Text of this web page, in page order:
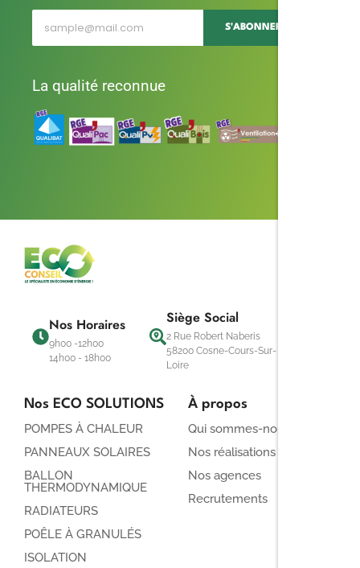
S'ABONNER
La qualité reconnue
Nos Horaires
9h00 -12h00
14h00 - 18h00
Siège Social
2 Rue Robert Naberis
58200 Cosne-Cours-Sur-
Loire
Nos ECO SOLUTIONS
POMPES À CHALEUR
PANNEAUX SOLAIRES
BALLON
THERMODYNAMIQUE
RADIATEURS
POÊLE À GRANULÉS
ISOLATION
À propos
Qui sommes-nous ?
Nos réalisations
Nos agences
Recrutements